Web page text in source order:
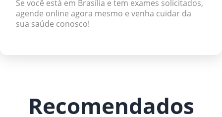
Se você está em Brasília e tem exames solicitados,
agende online agora mesmo e venha cuidar da
sua saúde conosco!
Recomendados